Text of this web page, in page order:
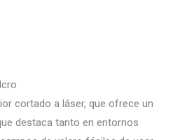
cortado a láser, que ofrece un
destaca tanto en entornos